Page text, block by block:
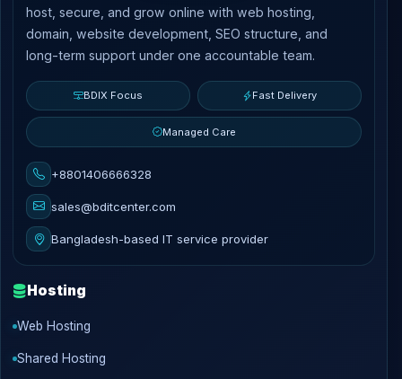
host, secure, and grow online with web hosting,
domain, website development, SEO structure, and
long-term support under one accountable team.
BDIX Focus Fast Delivery
Managed Care
+8801406666328
sales@bditcenter.com
Bangladesh-based IT service provider
Hosting
Web Hosting
Shared Hosting